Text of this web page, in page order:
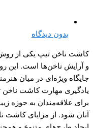
بدون دیدگاه
کاشت ناخن تیپ یکی از
و آرایش ناخن‌ها است. این
جایگاه ویژه‌ای در میان
یادگیری مهارت کاشت
برای علاقه‌مندان به حوزه
آنان شود. از مزایای کاشت